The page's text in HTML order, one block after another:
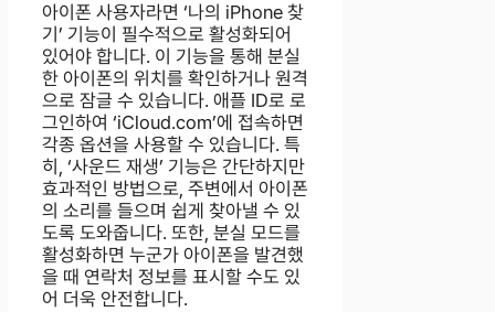
아이폰 사용자라면 ‘나의 iPhone 찾
기’ 기능이 필수적으로 활성화되어
있어야 합니다. 이 기능을 통해 분실
한 아이폰의 위치를 확인하거나 원격
으로 잠글 수 있습니다. 애플 ID로 로
그인하여 ‘iCloud.com’에 접속하면
각종 옵션을 사용할 수 있습니다. 특
히, ‘사운드 재생’ 기능은 간단하지만
효과적인 방법으로, 주변에서 아이폰
의 소리를 들으며 쉽게 찾아낼 수 있
도록 도와줍니다. 또한, 분실 모드를
활성화하면 누군가 아이폰을 발견했
을 때 연락처 정보를 표시할 수도 있
어 더욱 안전합니다.